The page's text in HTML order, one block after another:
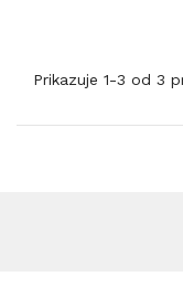
Prikazuje 1-3 od 3